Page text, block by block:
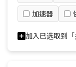
加速器
加入已选取到「